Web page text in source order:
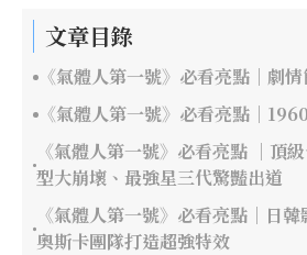
文章目錄
《氣體人第一號》必看亮點｜劇
《氣體人第一號》必看亮點｜
《氣體人第一號》必看亮點 ｜頂
型大崩壞、最強星三代驚豔出道
《氣體人第一號》必看亮點｜日韓
奧斯卡團隊打造超強特效